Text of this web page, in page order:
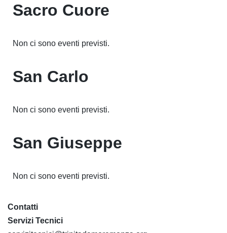
Sacro Cuore
Non ci sono eventi previsti.
San Carlo
Non ci sono eventi previsti.
San Giuseppe
Non ci sono eventi previsti.
Contatti
Servizi Tecnici